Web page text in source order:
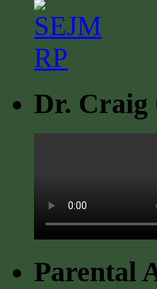
Dr. Craig
Parental